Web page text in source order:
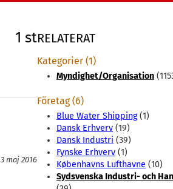
1 st
3 maj 2016
RELATERAT
Kategorier (1)
Myndighet/Organisation
Företag (6)
Blue Water Shipping(1)
Dansk Erhverv (19)
Dansk Industri (39)
Fynske Erhverv (1)
Københavns Lufthavne (10)
Sydsvenska Industri- och